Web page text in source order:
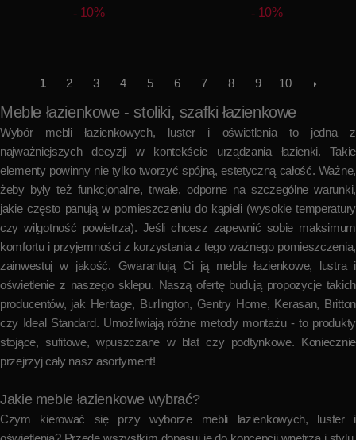
10%
10%
1 2 3 4 5 6 7 8 9 10
Meble łazienkowe - stoliki, szafki łazienkowe
Wybór mebli łazienkowych, luster i oświetlenia to jedna z
najważniejszych decyzji w kontekście urządzania łazienki. Takie
elementy powinny nie tylko tworzyć spójną, estetyczną całość. Ważne,
żeby były też funkcjonalne, trwałe, odporne na szczególne warunki,
jakie często panują w pomieszczeniu do kąpieli (wysokie temperatury
czy wilgotność powietrza). Jeśli chcesz zapewnić sobie maksimum
komfortu i przyjemności z korzystania z tego ważnego pomieszczenia,
zainwestuj w jakość. Gwarantują Ci ją meble łazienkowe, lustra i
oświetlenie z naszego sklepu. Naszą ofertę budują propozycje takich
producentów, jak Heritage, Burlington, Gentry Home, Kerasan, Britton
czy Ideal Standard. Umożliwiają różne metody montażu - to produkty
stojące, sufitowe, wpuszczane w blat czy podtynkowe. Koniecznie
przejrzyj cały nasz asortyment!
Jakie meble łazienkowe wybrać?
Czym kierować się przy wyborze mebli łazienkowych, luster i